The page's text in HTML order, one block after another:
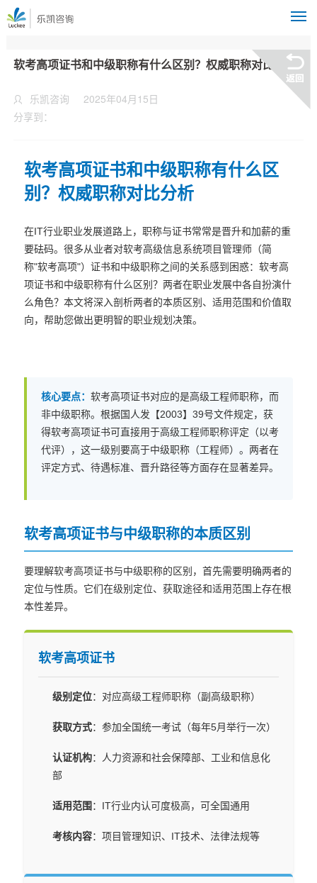
软考高项证书和中级职称有什么区别？权威职称对比分析
乐凯咨询
2025年04月15日
分享到：
软考高项证书和中级职称有什么区
别？权威职称对比分析
在IT行业职业发展道路上，职称与证书常常是晋升和加薪的重
要砝码。很多从业者对软考高级信息系统项目管理师（简
称"软考高项"）证书和中级职称之间的关系感到困惑：软考高
项证书和中级职称有什么区别？两者在职业发展中各自扮演什
么角色？本文将深入剖析两者的本质区别、适用范围和价值取
向，帮助您做出更明智的职业规划决策。
核心要点： 软考高项证书对应的是高级工程师职称，而
非中级职称。根据国人发【2003】39号文件规定，获
得软考高项证书可直接用于高级工程师职称评定（以考
代评），这一级别要高于中级职称（工程师）。两者在
评定方式、待遇标准、晋升路径等方面存在显著差异。
软考高项证书与中级职称的本质区别
要理解软考高项证书与中级职称的区别，首先需要明确两者的
定位与性质。它们在级别定位、获取途径和适用范围上存在根
本性差异。
软考高项证书
级别定位：对应高级工程师职称（副高级职称）
获取方式：参加全国统一考试（每年5月举行一次）
认证机构：人力资源和社会保障部、工业和信息化
部
适用范围 ：IT行业内认可度极高，可全国通用
考核内容：项目管理知识、IT技术、法律法规等